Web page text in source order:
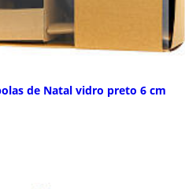
de Natal vidro preto 6 cm